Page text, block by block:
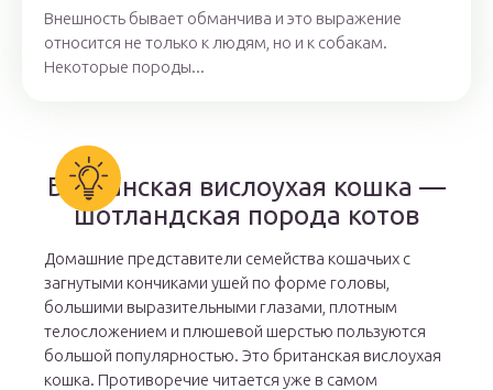
Внешность бывает обманчива и это выражение
относится не только к людям, но и к собакам.
Некоторые породы...
Британская вислоухая кошка —
шотландская порода котов
Домашние представители семейства кошачьих с
загнутыми кончиками ушей по форме головы,
большими выразительными глазами, плотным
телосложением и плюшевой шерстью пользуются
большой популярностью. Это британская вислоухая
кошка. Противоречие читается уже в самом